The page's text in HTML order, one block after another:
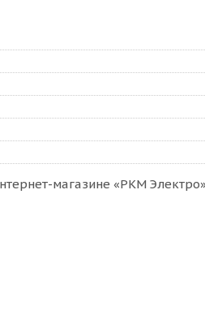
магазине «РКМ